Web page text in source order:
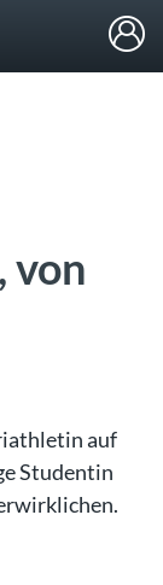
von
auf
Studentin